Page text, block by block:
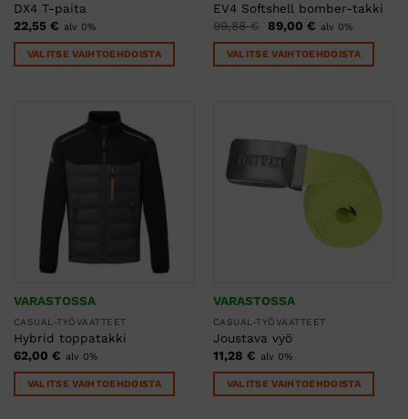
DX4 T-paita
22,55 € alv 0%
VALITSE VAIHTOEHDOISTA
useampi
muunnelma.
tehdä
valinnat
tuotteen
sivulla.
EV4 Softshell bomber-takki
99,88€ Alkuperäinen
hinta
oli:
99,88 €.
89,00 €Nykyinen
on:
89,00 €.
alv 0%
VALITSE VAIHTOEHDOISTA
muunnelma.
Voit
tehdä
VARASTOSSA
CASUAL-TYÖVAATTEET
Hybrid toppatakki
62,00 € alv 0%
VALITSE VAIHTOEHDOISTA
VARASTOSSA
CASUAL-TYÖVAATTEET
Joustava vyö
11,28 € alv 0%
VALITSE VAIHTOEHDOISTA